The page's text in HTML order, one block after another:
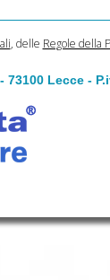
, delle Regole della
Lecce -